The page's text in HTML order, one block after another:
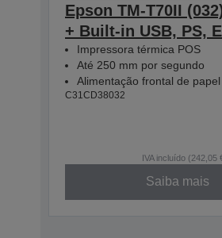
Epson TM-T70II
+ Built-in USB, PS,
Impressora térmica POS
Até 250 mm por segundo
Alimentação frontal de papel
C31CD38032
IVA incluído (242,05
Saiba mais